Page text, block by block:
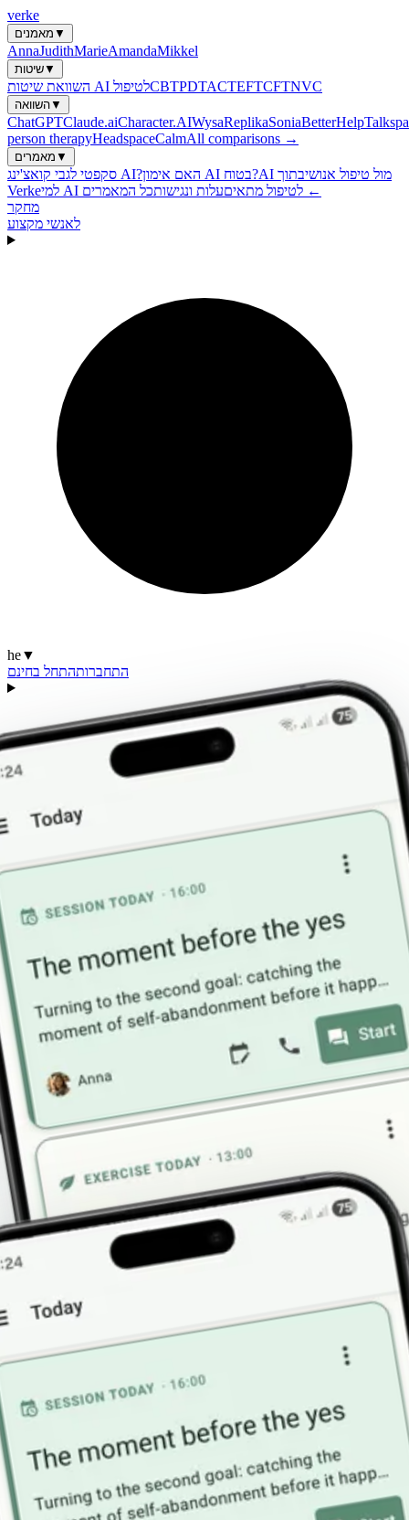
verke
מאמנים ▼
AnnaJudithMarieAmandaMikkel
שיטות▼
השוואת שיטות AI לטיפולCBTPDTACTEFTCFTNVC
השוואה▼
ChatGPTClaude.aiCharacter.AIWysaReplikaSoniaBetterHelp
person therapyHeadspaceCalmAll comparisons →
מאמרים ▼
סקפטי לגבי קואצ'ינג AI? האם אימון AI בטוח? AI מול טיפול אנושיבתוך
Verke
למי AI לטיפול מתאיםעלות ונגישות
כל המאמרים ←
מחקר
לאנשי מקצוע
he▼
התחברותהתחל בחינם